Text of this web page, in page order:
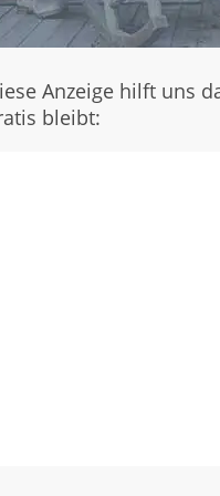
Anzeige hilft uns
bleibt: